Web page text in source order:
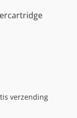
verzending